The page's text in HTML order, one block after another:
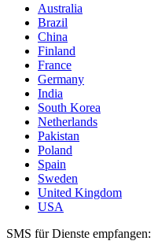
Australia
Brazil
China
Finland
France
Germany
India
South Korea
Netherlands
Pakistan
Poland
Spain
Sweden
United Kingdom
USA
SMS für Dienste empfangen: